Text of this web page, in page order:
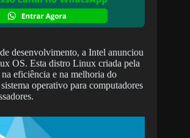
desenvolvimento, a Intel anunciou
OS. Esta distro Linux criada pela
na eficiência e na melhoria do
operativo para computadores